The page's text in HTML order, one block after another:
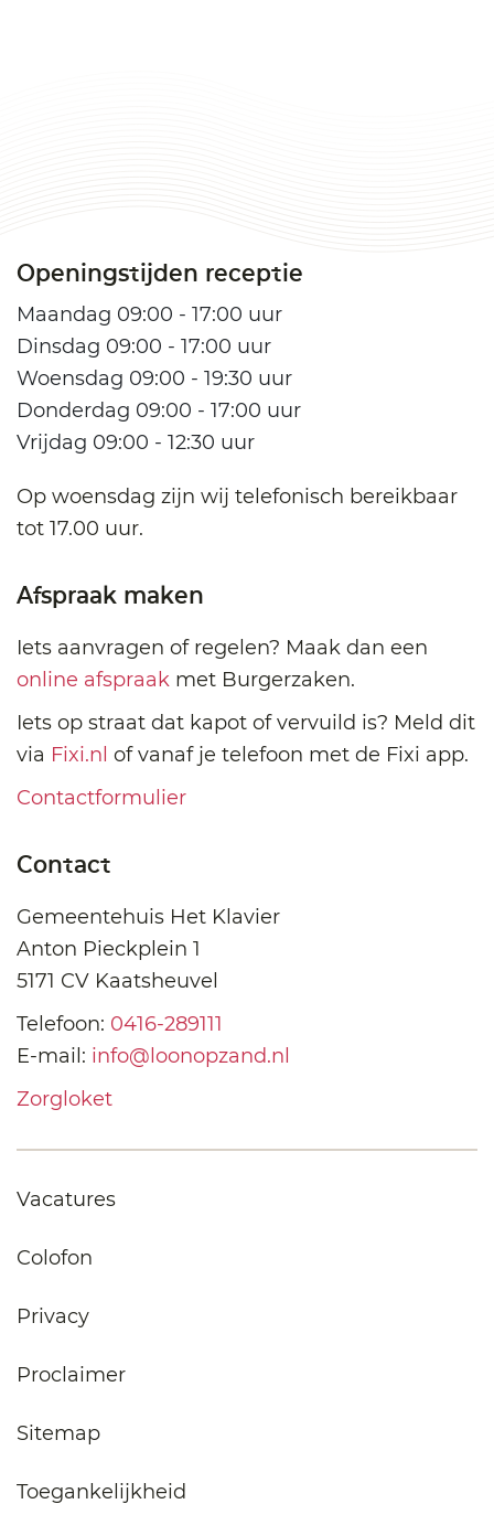
Openingstijden receptie
Maandag 09:00 - 17:00 uur
Dinsdag 09:00 - 17:00 uur
Woensdag 09:00 - 19:30 uur
Donderdag 09:00 - 17:00 uur
Vrijdag 09:00 - 12:30 uur
Op woensdag zijn wij telefonisch bereikbaar
tot 17.00 uur.
Afspraak maken
Iets aanvragen of regelen? Maak dan een
online afspraak met Burgerzaken.
Iets op straat dat kapot of vervuild is? Meld dit
via Fixi.nl of vanaf je telefoon met de Fixi app.
Contactformulier
Contact
Gemeentehuis Het Klavier
Anton Pieckplein 1
5171 CV Kaatsheuvel
Telefoon: 0416-289111
E-mail: info@loonopzand.nl
Zorgloket
Vacatures
Colofon
Privacy
Proclaimer
Sitemap
Toegankelijkheid